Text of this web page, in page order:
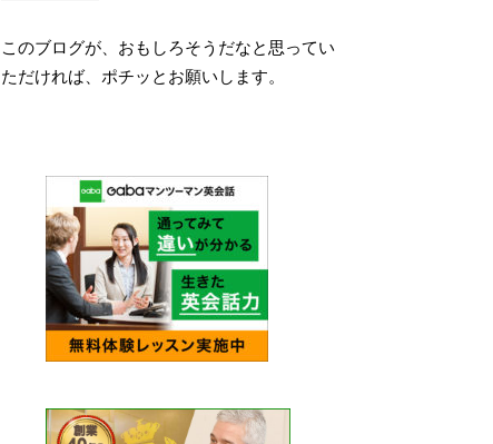
このブログが、おもしろそうだなと思ってい
ただければ、ポチッとお願いします。